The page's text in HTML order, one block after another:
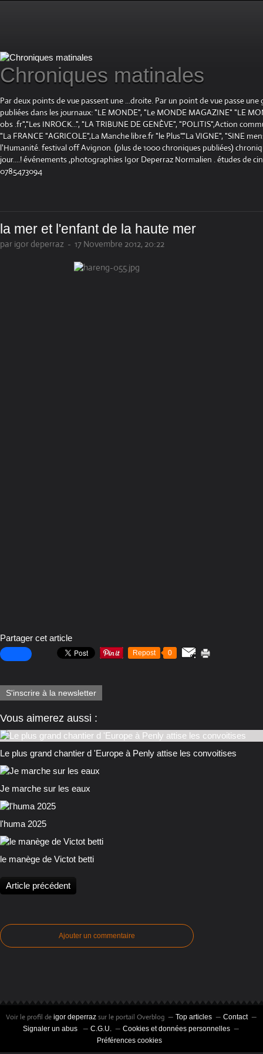
Chroniques matinales
Par deux points de vue passent une ...droite. Par un point de vue passe
publiées dans les journaux: "LE MONDE", "Le MONDE MAGAZINE" "LE
obs .fr","Les INROCK...", "LA TRIBUNE DE GENÈVE", "POLITIS",Action
"La FRANCE "AGRICOLE",La Manche libre.fr "le Plus"."La VIGNE", "SINE
l'Humanité. festival off Avignon. (plus de 1000 chroniques publiées)
jour....! événements ,photographies Igor Deperraz Normalien . études de
0785473094
la mer et l'enfant de la haute mer
par igor deperraz - 17 Novembre 2012, 20:22
Partager cet article
Repost 0
S'inscrire à la newsletter
Vous aimerez aussi :
Le plus grand chantier d 'Europe à Penly attise les convoitises
Je marche sur les eaux
l'huma 2025
le manège de Victot betti
Article précédent
Ajouter un commentaire
Voir le profil de igor deperraz sur le portail Overblog Top articles
Contact
Signaler un abus
C.G.U.
Cookies et données personnelles
Préférences cookies